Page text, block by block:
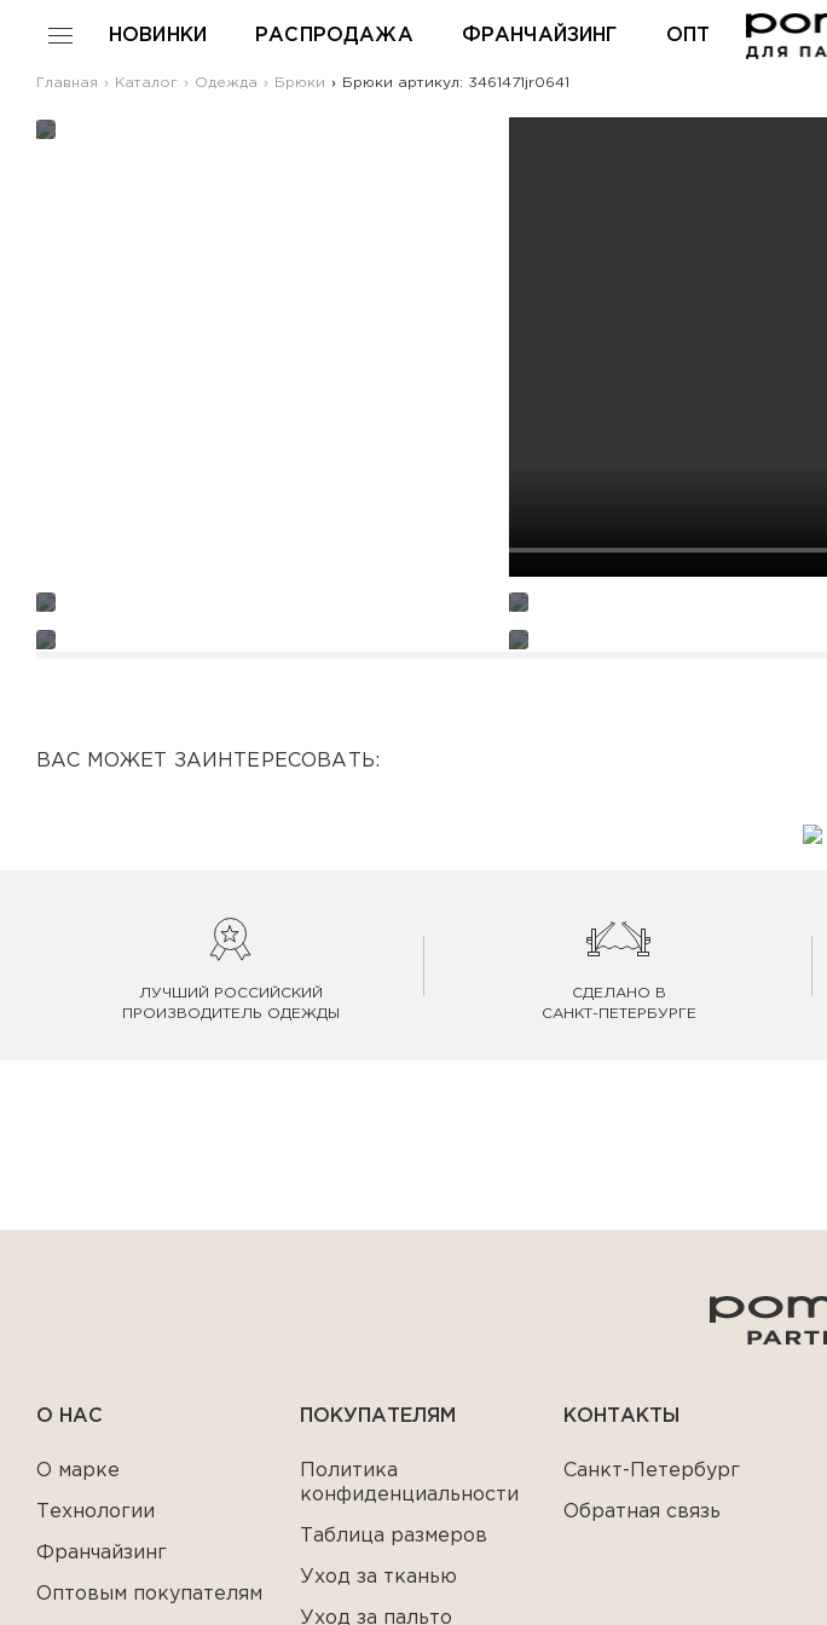
НОВИНКИ РАСПРОДАЖА ФРАНЧАЙЗИНГ ОПТ
Главная Каталог Одежда Брюки Брюки артикул: 3461471jr0641
ВАС МОЖЕТ ЗАИНТЕРЕСОВАТЬ:
ЛУЧШИЙ РОССИЙСКИЙ
ПРОИЗВОДИТЕЛЬ ОДЕЖДЫ
СДЕЛАНО В
САНКТ-ПЕТЕРБУРГЕ
О НАС
О марке
Технологии
Франчайзинг
Оптовым покупателям
ПОКУПАТЕЛЯМ
Политика
конфиденциальности
Таблица размеров
Уход за тканью
Уход за пальто
КОНТАКТЫ
Санкт-Петербург
Обратная связь